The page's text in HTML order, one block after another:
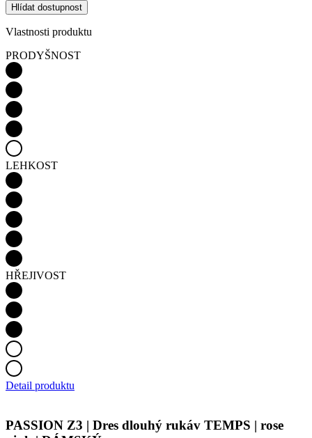
Hlídat dostupnost
Vlastnosti produktu
PRODYŠNOST
LEHKOST
HŘEJIVOST
Detail produktu
PASSION Z3 | Dres dlouhý rukáv TEMPS | rose